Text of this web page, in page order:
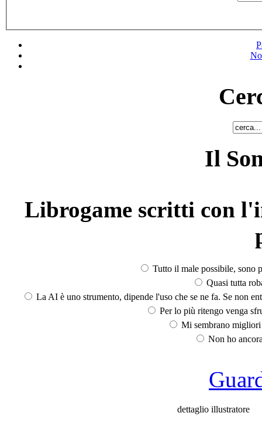
Il
Librogame scritti con
Tutto il male possibile, sono
Quasi tutta
La AI è uno strumento, dipende l'uso che se ne fa. Se non
Per lo più ritengo venga
Mi sembrano
Non ho
dettaglio illustratore